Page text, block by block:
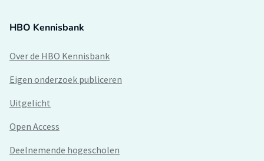
HBO Kennisbank
Over de HBO Kennisbank
Eigen onderzoek publiceren
Uitgelicht
Open Access
Deelnemende hogescholen